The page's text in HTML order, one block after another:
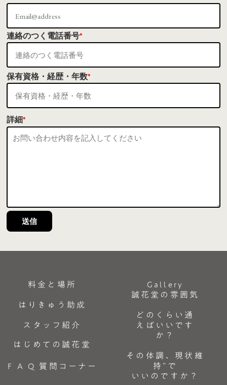
連絡のつく電話番号*
保有資格・経歴・年数*
詳細*
送信
料金と場所
はりきゅう助成
スタッフ紹介
はじめての誠花堂
F A Q 質問コーナー
Gallery
誠花堂の雰囲気
どのくらい通
えばいいです
か？
その体調、現状維
持”で
いいのですか？